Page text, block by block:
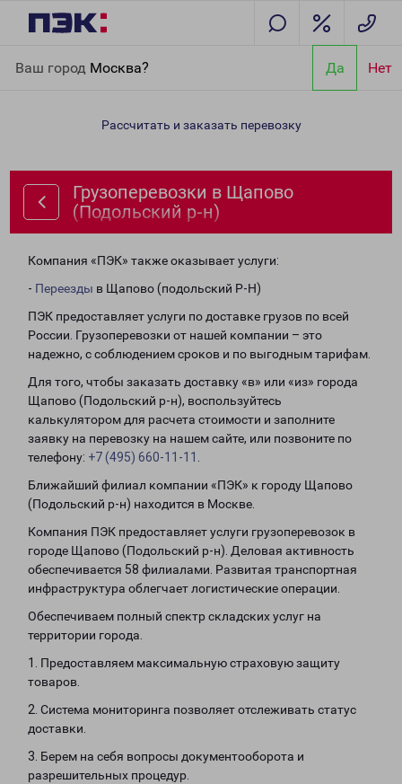
Ваш город Москва? Да Нет
(Подольский р-н)
Рассчитать и заказать перевозку
Грузоперевозки в Щапово
(Подольский р-н)
Компания «ПЭК» также оказывает услуги:
- Переезды в Щапово (подольский Р-Н)
ПЭК предоставляет услуги по доставке грузов по всей
России. Грузоперевозки от нашей компании – это
надежно, с соблюдением сроков и по выгодным тарифам.
Для того, чтобы заказать доставку «в» или «из» города
Щапово (Подольский р-н), воспользуйтесь
калькулятором для расчета стоимости и заполните
заявку на перевозку на нашем сайте, или позвоните по
телефону: +7 (495) 660-11-11
Ближайший филиал компании «ПЭК» к городу Щапово
(Подольский р-н) находится в Москве.
Компания ПЭК предоставляет услуги грузоперевозок в
городе Щапово (Подольский р-н). Деловая активность
обеспечивается 58 филиалами. Развитая транспортная
инфраструктура облегчает логистические операции.
Обеспечиваем полный спектр складских услуг на
территории города.
1. Предоставляем максимальную страховую защиту
товаров.
2. Система мониторинга позволяет отслеживать статус
доставки.
3. Берем на себя вопросы документооборота и
разрешительных процедур.